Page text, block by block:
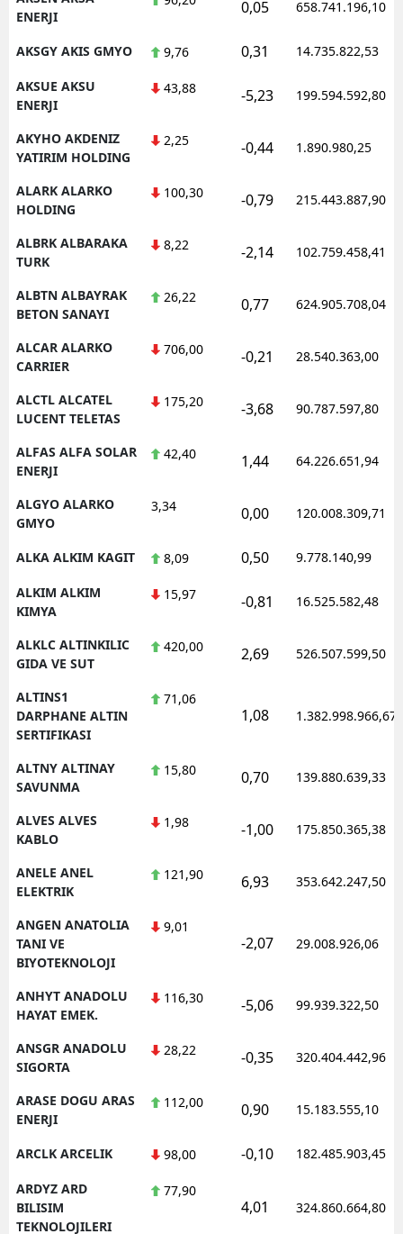
ENERJI
0,05 658.741.196,10
AKSGY AKIS GMYO 9,76 0,31 14.735.822,53
AKSUE AKSU
ENERJI
43,88 -5,23 199.594.592,80
AKYHO AKDENIZ
YATIRIM HOLDING
2,25 -0,44 1.890.980,25
ALARK ALARKO
HOLDING
100,30 -0,79 215.443.887,90
ALBRK ALBARAKA
TURK
8,22 -2,14 102.759.458,41
ALBTN ALBAYRAK
BETON SANAYI
26,22 0,77 624.905.708,04
ALCAR ALARKO
CARRIER
706,00 -0,21 28.540.363,00
ALCTL ALCATEL
LUCENT TELETAS
175,20 -3,68 90.787.597,80
ALFAS ALFA SOLAR
ENERJI
42,40 1,44 64.226.651,94
ALGYO ALARKO
GMYO
3,34 0,00 120.008.309,71
ALKA ALKIM KAGIT 8,09 0,50 9.778.140,99
ALKIM ALKIM
KIMYA
15,97 -0,81 16.525.582,48
ALKLC ALTINKILIC
GIDA VE SUT
420,00 2,69 526.507.599,50
ALTINS1
DARPHANE ALTIN
SERTIFIKASI
71,06
1,08 1.382.998.966,67
ALTNY ALTINAY
SAVUNMA
15,80 0,70 139.880.639,33
ALVES ALVES
KABLO
1,98 -1,00 175.850.365,38
ANELE ANEL
ELEKTRIK
121,90 6,93 353.642.247,50
ANGEN ANATOLIA
TANI VE
BIYOTEKNOLOJI
9,01
-2,07 29.008.926,06
ANHYT ANADOLU
HAYAT EMEK.
116,30 -5,06 99.939.322,50
ANSGR ANADOLU
SIGORTA
28,22 -0,35 320.404.442,96
ARASE DOGU ARAS
ENERJI
112,00 0,90 15.183.555,10
ARCLK ARCELIK 98,00 -0,10 182.485.903,45
ARDYZ ARD
BILISIM
TEKNOLOJILERI
77,90
4,01 324.860.664,80